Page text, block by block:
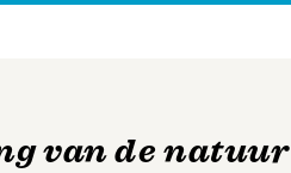
van de natuur
Personen